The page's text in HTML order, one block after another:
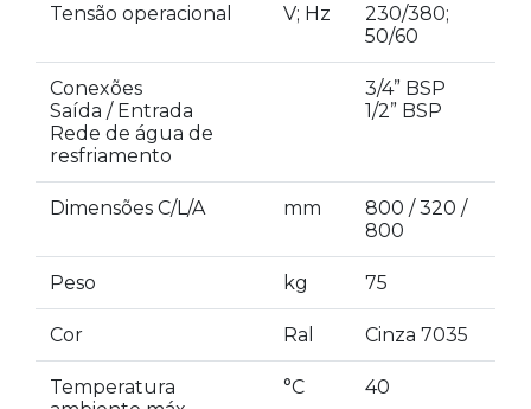
Tensão operacional V; Hz
230/380;
50/60
Conexões
Saída / Entrada
Rede de água de
resfriamento
3/4” BSP
1/2” BSP
Dimensões C/L/A mm
800 / 320 /
800
Peso kg 75
Cor Ral Cinza 7035
Temperatura
°C 40